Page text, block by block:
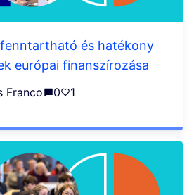
és hatékony
európai finanszírozása
Franco 0 1